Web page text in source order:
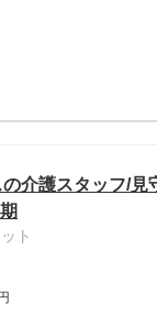
の介護スタッフ/
ト